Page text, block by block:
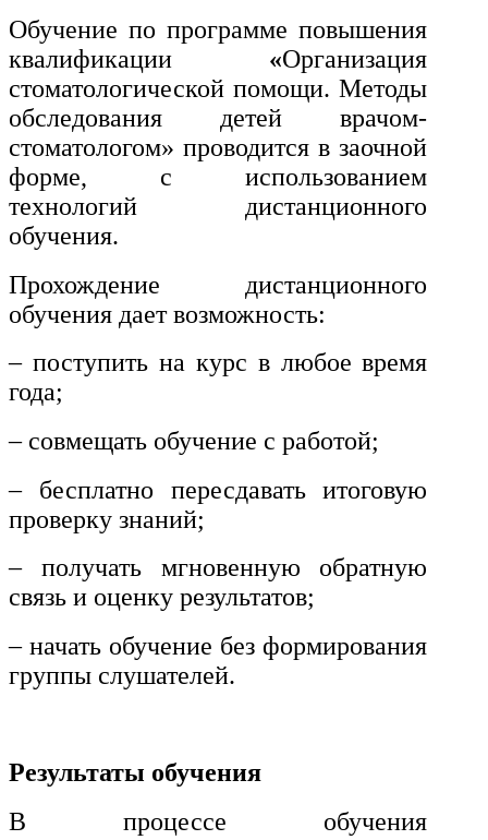
Ядерная энергетика и технологии
Культура и спорт
Физкультура и спорт
Сервис и туризм
Изобразительное и прикладные
и информативно-библиотечное
Управление в технических
системах
Ветеринария и зоотехника
аккредитации
Основные Услуги
Дополнительные Услуги
Обучение по программе повышения
квалификации «Организация
стоматологической помощи. Методы
обследования детей врачом-
стоматологом» проводится в заочной
форме, с использованием
технологий дистанционного
обучения.
Прохождение дистанционного
обучения дает возможность:
– поступить на курс в любое время
года;
– совмещать обучение с работой;
– бесплатно пересдавать итоговую
проверку знаний;
– получать мгновенную обратную
связь и оценку результатов;
– начать обучение без формирования
группы слушателей.
Результаты обучения
В процессе обучения